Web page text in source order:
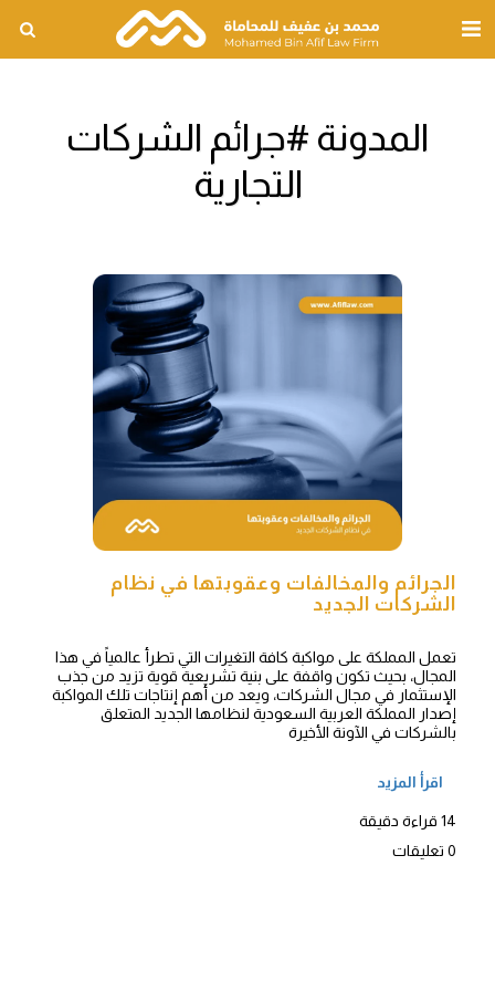
المدونة #جرائم الشركات
التجارية
الجرائم والمخالفات وعقوبتها في نظام
الشركات الجديد
تعمل المملكة على مواكبة كافة التغيرات التي تطرأ عالمياً في هذا
المجال، بحيث تكون واقفة على بنية تشريعية قوية تزيد من جذب
الإستثمار في مجال الشركات، ويعد من أهم إنتاجات تلك المواكبة
إصدار المملكة العربية السعودية لنظامها الجديد المتعلق
بالشركات في الآونة الأخيرة
اقرأ المزيد
14 قراءة دقيقة
0 تعليقات